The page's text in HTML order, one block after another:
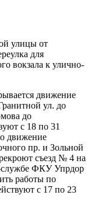
улицы от
для
вокзала к улично-
движение
ул. до
до
с 18 по 31
движение
пр. и Зольной
съезд № 4 на
службе ФКУ Упрдор
работы по
с 17 по 23